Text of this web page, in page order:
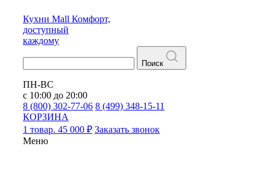
Кухни Mall Комфорт,
доступный
каждому
Поиск
ПН-ВС
с 10:00 до 20:00
8 (800) 302-77-06 8 (499) 348-15-11
КОРЗИНА
1 товар. 45 000 ₽ Заказать звонок
Меню